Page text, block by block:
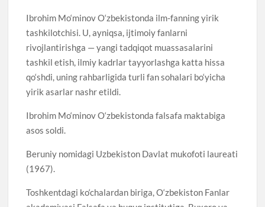
Ibrohim Mo‘minov O‘zbekistonda ilm-fanning yirik
tashkilotchisi. U, ayniqsa, ijtimoiy fanlarni
rivojlantirishga — yangi tadqiqot muassasalarini
tashkil etish, ilmiy kadrlar tayyorlashga katta hissa
qo‘shdi, uning rahbarligida turli fan sohalari bo‘yicha
yirik asarlar nashr etildi.
Ibrohim Mo‘minov O‘zbekistonda falsafa maktabiga
asos soldi.
Beruniy nomidagi Uzbekiston Davlat mukofoti laureati
(1967).
Toshkentdagi ko‘chalardan biriga, O‘zbekiston Fanlar